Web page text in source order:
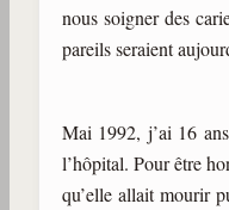
nous soigner des
pareils seraient
Mai 1992, j’ai 16
l’hôpital. Pour être
qu’elle allait mourir